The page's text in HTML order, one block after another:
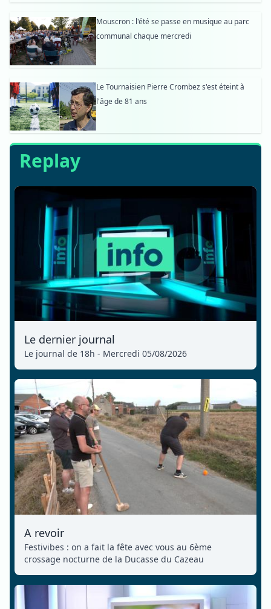
Mouscron : l'été se passe en musique au parc
communal chaque mercredi
Le Tournaisien Pierre Crombez s'est éteint à
l'âge de 81 ans
Replay
Le dernier journal
Le journal de 18h - Mercredi 05/08/2026
A revoir
Festivibes : on a fait la fête avec vous au 6ème
crossage nocturne de la Ducasse du Cazeau